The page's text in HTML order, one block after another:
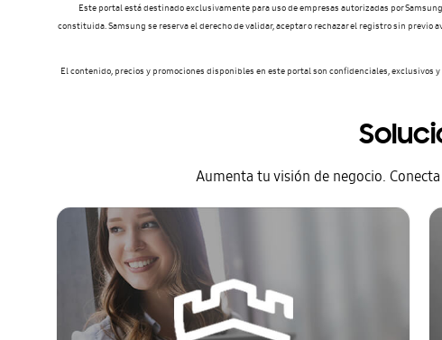
Este portal está destinado exclusivamente para uso de empresas autorizadas por
constituida. Samsung se reserva el derecho de validar, aceptar o rechazar el registro sin previo
El contenido, precios y promociones disponibles en este portal son confidenciales,
Aumenta tu visión de negocio.